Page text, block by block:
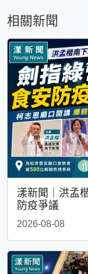
相關新聞
漾新聞｜洪孟
防疫爭議
2026-08-08